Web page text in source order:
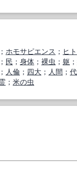
； ホモサピエンス ； ヒト
； 民 ； 身体 ； 裸虫 ； 躯 ；
； 人倫 ； 四大 ； 人間 ；
； 米の虫